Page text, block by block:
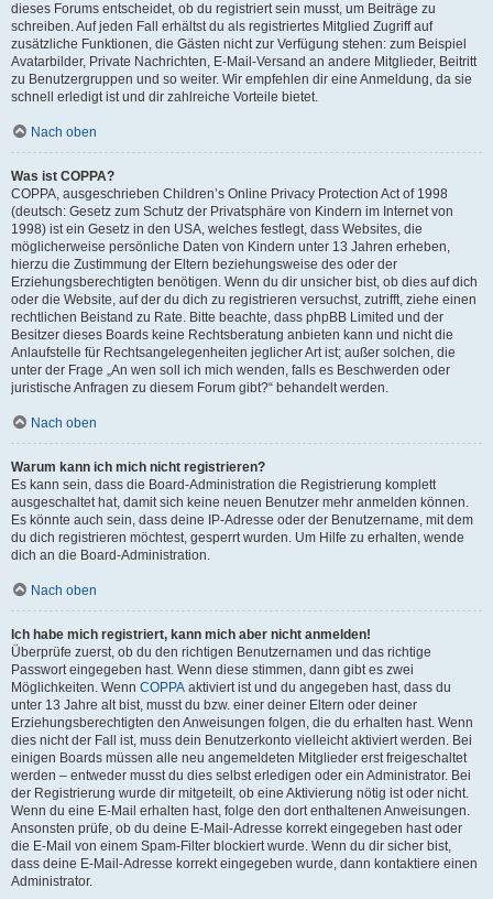
dieses Forums entscheidet, ob du registriert sein musst, um Beiträge zu
schreiben. Auf jeden Fall erhältst du als registriertes Mitglied Zugriff auf
zusätzliche Funktionen, die Gästen nicht zur Verfügung stehen: zum Beispiel
Avatarbilder, Private Nachrichten, E-Mail-Versand an andere Mitglieder, Beitritt
zu Benutzergruppen und so weiter. Wir empfehlen dir eine Anmeldung, da sie
schnell erledigt ist und dir zahlreiche Vorteile bietet.
Nach oben
Was ist COPPA?
COPPA, ausgeschrieben Children’s Online Privacy Protection Act of 1998
(deutsch: Gesetz zum Schutz der Privatsphäre von Kindern im Internet von
1998) ist ein Gesetz in den USA, welches festlegt, dass Websites, die
möglicherweise persönliche Daten von Kindern unter 13 Jahren erheben,
hierzu die Zustimmung der Eltern beziehungsweise des oder der
Erziehungsberechtigten benötigen. Wenn du dir unsicher bist, ob dies auf dich
oder die Website, auf der du dich zu registrieren versuchst, zutrifft, ziehe einen
rechtlichen Beistand zu Rate. Bitte beachte, dass phpBB Limited und der
Besitzer dieses Boards keine Rechtsberatung anbieten kann und nicht die
Anlaufstelle für Rechtsangelegenheiten jeglicher Art ist; außer solchen, die
unter der Frage „An wen soll ich mich wenden, falls es Beschwerden oder
juristische Anfragen zu diesem Forum gibt?“ behandelt werden.
Nach oben
Warum kann ich mich nicht registrieren?
Es kann sein, dass die Board-Administration die Registrierung komplett
ausgeschaltet hat, damit sich keine neuen Benutzer mehr anmelden können.
Es könnte auch sein, dass deine IP-Adresse oder der Benutzername, mit dem
du dich registrieren möchtest, gesperrt wurden. Um Hilfe zu erhalten, wende
dich an die Board-Administration.
Nach oben
Ich habe mich registriert, kann mich aber nicht anmelden!
Überprüfe zuerst, ob du den richtigen Benutzernamen und das richtige
Passwort eingegeben hast. Wenn diese stimmen, dann gibt es zwei
Möglichkeiten. Wenn COPPA aktiviert ist und du angegeben hast, dass du
unter 13 Jahre alt bist, musst du bzw. einer deiner Eltern oder deiner
Erziehungsberechtigten den Anweisungen folgen, die du erhalten hast. Wenn
dies nicht der Fall ist, muss dein Benutzerkonto vielleicht aktiviert werden. Bei
einigen Boards müssen alle neu angemeldeten Mitglieder erst freigeschaltet
werden – entweder musst du dies selbst erledigen oder ein Administrator. Bei
der Registrierung wurde dir mitgeteilt, ob eine Aktivierung nötig ist oder nicht.
Wenn du eine E-Mail erhalten hast, folge den dort enthaltenen Anweisungen.
Ansonsten prüfe, ob du deine E-Mail-Adresse korrekt eingegeben hast oder
die E-Mail von einem Spam-Filter blockiert wurde. Wenn du dir sicher bist,
dass deine E-Mail-Adresse korrekt eingegeben wurde, dann kontaktiere einen
Administrator.